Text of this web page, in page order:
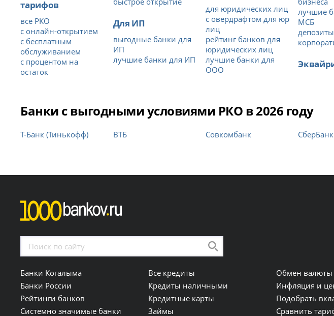
тарифов
все РКО
с онлайн-открытием
с бесплатным
обслуживанием
с процентом на
остаток
Для ИП
выгодные банки для
ИП
лучшие банки для ИП
для юридических лиц
с овердрафтом для юр
лиц
рейтинг банков для
юридических лиц
лучшие банки для
ООО
лучшие
МСБ
Банки с выгодными условиями РКО в 2026 году
Т-Банк (Тинькофф) ВТБ Совкомбанк СберБанк
Банки Когалыма
Банки России
Рейтинги банков
Системно значимые банки
Все кредиты
Кредиты наличными
Кредитные карты
Займы
Обмен валюты
Инфляция и
Подобрать
Сравнить